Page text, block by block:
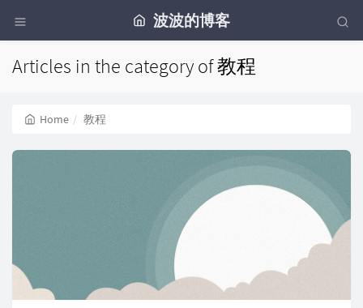
波波的博客
Articles in the category of 教程
Home 教程